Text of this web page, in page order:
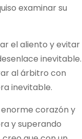
examinar su
el aliento y evitar
inevitable.
al árbitro con
inevitable.
corazón y
y superando